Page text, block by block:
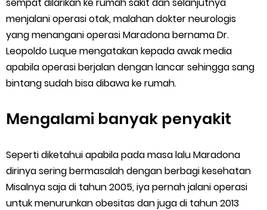
menjalani operasi otak, malahan dokter neurologis
yang menangani operasi Maradona bernama Dr.
Leopoldo Luque mengatakan kepada awak media
apabila operasi berjalan dengan lancar sehingga sang
bintang sudah bisa dibawa ke rumah.
Mengalami banyak penyakit
Seperti diketahui apabila pada masa lalu Maradona
dirinya sering bermasalah dengan berbagi kesehatan
Misalnya saja di tahun 2005, iya pernah jalani operasi
untuk menurunkan obesitas dan juga di tahun 2013